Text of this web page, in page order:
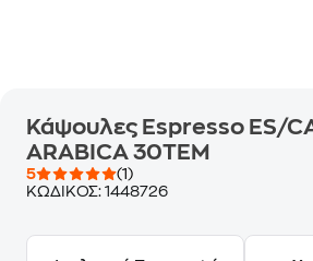
Κάψουλες Espresso ES/
ARABICA 30TEM
5
(1)
ΚΩΔΙΚΟΣ: 1448726